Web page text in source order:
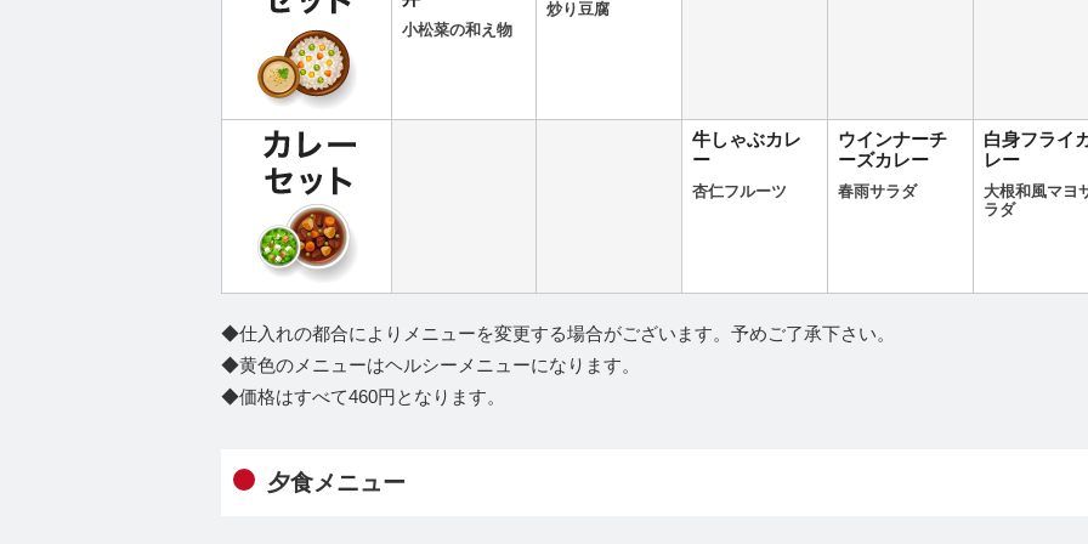
小松菜の和え物
炒り豆腐
牛しゃぶカレ
ー
杏仁フルーツ
ウインナーチ
ーズカレー
春雨サラダ
白身フライ
レー
大根和風マヨ
ラダ
◆仕入れの都合によりメニューを変更する場合がございます。予めご了承下さい。
◆黄色のメニューはヘルシーメニューになります。
◆価格はすべて460円となります。
夕食メニュー